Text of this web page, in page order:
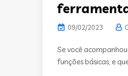
09/02/2023
Se você
funções básicas, e